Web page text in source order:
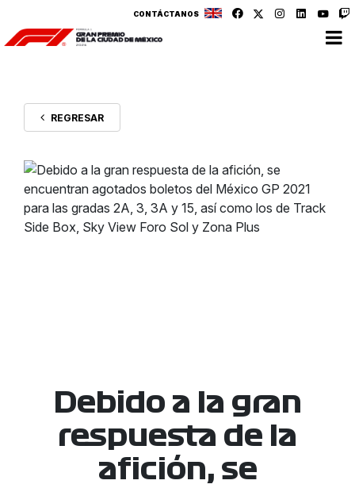
CONTÁCTANOS
REGRESAR
Debido a la gran
respuesta de la
afición, se